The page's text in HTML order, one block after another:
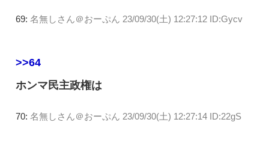
69: 名無しさん＠おーぷん 23/09/30(土) 12:27:12 ID:Gycv
>>64
ホンマ民主政権は
70: 名無しさん＠おーぷん 23/09/30(土) 12:27:14 ID:22gS